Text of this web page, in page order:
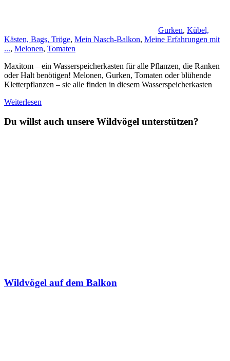
Gurken, Kübel,
Kästen, Bags, Tröge, Mein Nasch-Balkon, Meine Erfahrungen mit
..., Melonen, Tomaten
Maxitom – ein Wasserspeicherkasten für alle Pflanzen, die Ranken
oder Halt benötigen! Melonen, Gurken, Tomaten oder blühende
Kletterpflanzen – sie alle finden in diesem Wasserspeicherkasten
Weiterlesen
Du willst auch unsere Wildvögel unterstützen?
Wildvögel auf dem Balkon